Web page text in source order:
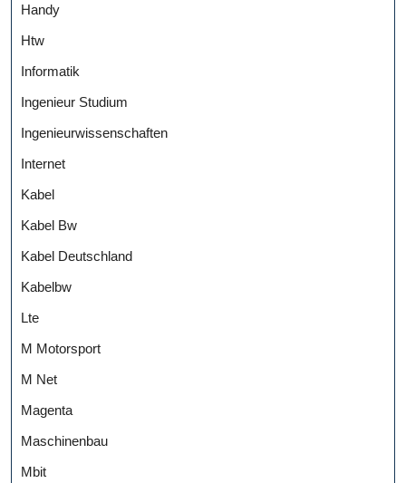
Handy
Htw
Informatik
Ingenieur Studium
Ingenieurwissenschaften
Internet
Kabel
Kabel Bw
Kabel Deutschland
Kabelbw
Lte
M Motorsport
M Net
Magenta
Maschinenbau
Mbit